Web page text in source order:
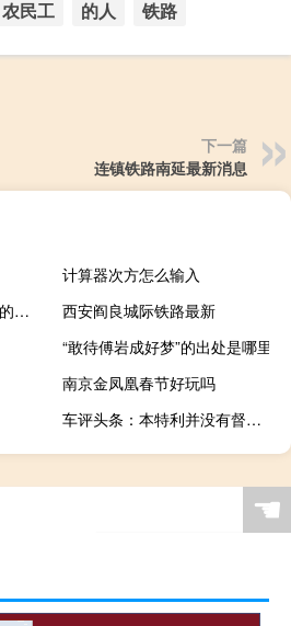
农民工 的人 铁路
下一篇
连镇铁路南延最新消息
计算器次方怎么输入
北京邮电大学在职研究生的招生方式及专业
西安阎良城际铁路最新
“敢待傅岩成好梦”的出处是哪里
南京金凤凰春节好玩吗
车评头条：本特利并没有督促沃尔夫斯堡的车主为Bentayga设计巨型柴油
☚